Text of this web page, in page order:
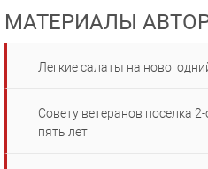
МАТЕРИАЛЫ
Легкие салаты на
Совету ветеранов поселка
пять лет